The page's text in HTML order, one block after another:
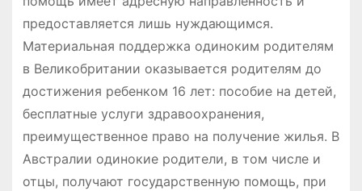
предоставляется лишь нуждающимся.
Материальная поддержка одиноким родителям
в Великобритании оказывается родителям до
достижения ребенком 16 лет: пособие на детей,
бесплатные услуги здравоохранения,
преимущественное право на получение жилья. В
Австралии одинокие родители, в том числе и
отцы, получают государственную помощь, при